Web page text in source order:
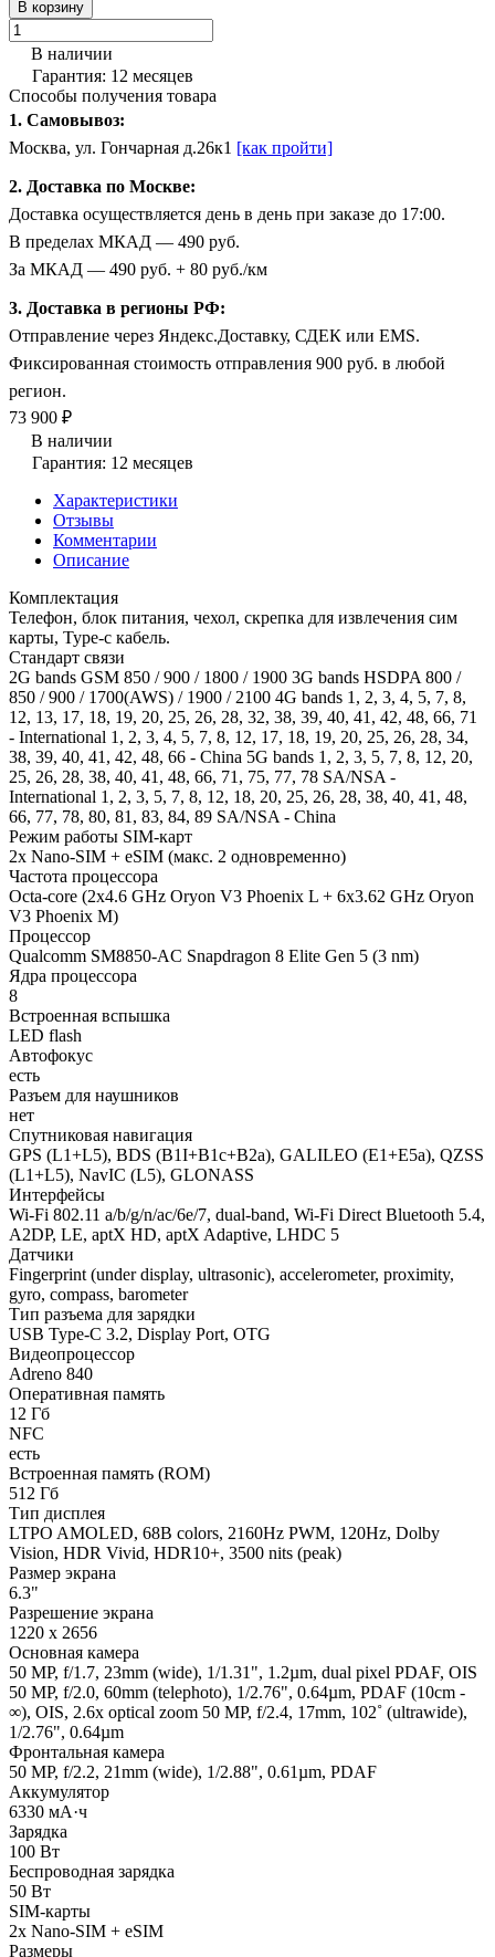
В корзину
В наличии
Гарантия: 12 месяцев
Способы получения товара
1. Самовывоз:
Москва, ул. Гончарная д.26к1 [как пройти]
2. Доставка по Москве:
Доставка осуществляется день в день при заказе до 17:00.
В пределах МКАД — 490 руб.
За МКАД — 490 руб. + 80 руб./км
3. Доставка в регионы РФ:
Отправление через Яндекс.Доставку, СДЕК или EMS.
Фиксированная стоимость отправления 900 руб. в любой
регион.
73 900 ₽
В наличии
Гарантия: 12 месяцев
Характеристики
Отзывы
Комментарии
Описание
Комплектация
Телефон, блок питания, чехол, скрепка для извлечения сим
карты, Type-c кабель.
Стандарт связи
2G bands GSM 850 / 900 / 1800 / 1900 3G bands HSDPA 800 /
850 / 900 / 1700(AWS) / 1900 / 2100 4G bands 1, 2, 3, 4, 5, 7, 8,
12, 13, 17, 18, 19, 20, 25, 26, 28, 32, 38, 39, 40, 41, 42, 48, 66, 71
- International 1, 2, 3, 4, 5, 7, 8, 12, 17, 18, 19, 20, 25, 26, 28, 34,
38, 39, 40, 41, 42, 48, 66 - China 5G bands 1, 2, 3, 5, 7, 8, 12, 20,
25, 26, 28, 38, 40, 41, 48, 66, 71, 75, 77, 78 SA/NSA -
International 1, 2, 3, 5, 7, 8, 12, 18, 20, 25, 26, 28, 38, 40, 41, 48,
66, 77, 78, 80, 81, 83, 84, 89 SA/NSA - China
Режим работы SIM-карт
2x Nano-SIM + eSIM (макс. 2 одновременно)
Частота процессора
Octa-core (2x4.6 GHz Oryon V3 Phoenix L + 6x3.62 GHz Oryon
V3 Phoenix M)
Процессор
Qualcomm SM8850-AC Snapdragon 8 Elite Gen 5 (3 nm)
Ядра процессора
8
Встроенная вспышка
LED flash
Автофокус
есть
Разъем для наушников
нет
Спутниковая навигация
GPS (L1+L5), BDS (B1I+B1c+B2a), GALILEO (E1+E5a), QZSS
(L1+L5), NavIC (L5), GLONASS
Интерфейсы
Wi-Fi 802.11 a/b/g/n/ac/6e/7, dual-band, Wi-Fi Direct Bluetooth 5.4,
A2DP, LE, aptX HD, aptX Adaptive, LHDC 5
Датчики
Fingerprint (under display, ultrasonic), accelerometer, proximity,
gyro, compass, barometer
Тип разъема для зарядки
USB Type-C 3.2, Display Port, OTG
Видеопроцессор
Adreno 840
Оперативная память
12 Гб
NFC
есть
Встроенная память (ROM)
512 Гб
Тип дисплея
LTPO AMOLED, 68B colors, 2160Hz PWM, 120Hz, Dolby
Vision, HDR Vivid, HDR10+, 3500 nits (peak)
Размер экрана
6.3"
Разрешение экрана
1220 x 2656
Основная камера
50 MP, f/1.7, 23mm (wide), 1/1.31", 1.2µm, dual pixel PDAF, OIS
50 MP, f/2.0, 60mm (telephoto), 1/2.76", 0.64µm, PDAF (10cm -
∞), OIS, 2.6x optical zoom 50 MP, f/2.4, 17mm, 102˚ (ultrawide),
1/2.76", 0.64µm
Фронтальная камера
50 MP, f/2.2, 21mm (wide), 1/2.88", 0.61µm, PDAF
Аккумулятор
6330 мА·ч
Зарядка
100 Вт
Беспроводная зарядка
50 Вт
SIM-карты
2x Nano-SIM + eSIM
Размеры